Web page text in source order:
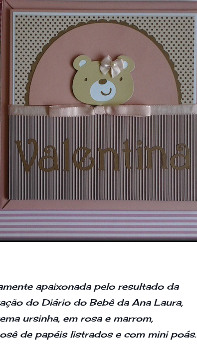
apaixonada pelo resultado da
do Diário do Bebê da Ana Laura,
ursinha, em rosa e marrom,
de papéis listrados e com mini poás.